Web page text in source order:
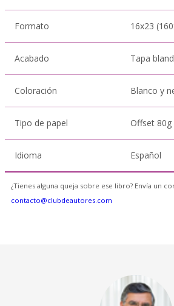
Formato 16x23
Acabado Tapa
Coloración Blanco y
Tipo de papel Offset 80g
Idioma Español
¿Tienes alguna queja sobre ese libro? Envía un
contacto@clubdeautores.com